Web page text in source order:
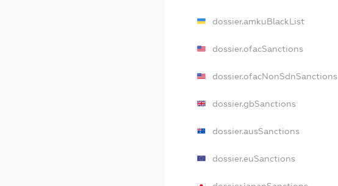
dossier.amkuBlackList
dossier.ofacSanctions
dossier.ofacNonSdnSanctions
dossier.gbSanctions
dossier.ausSanctions
dossier.euSanctions